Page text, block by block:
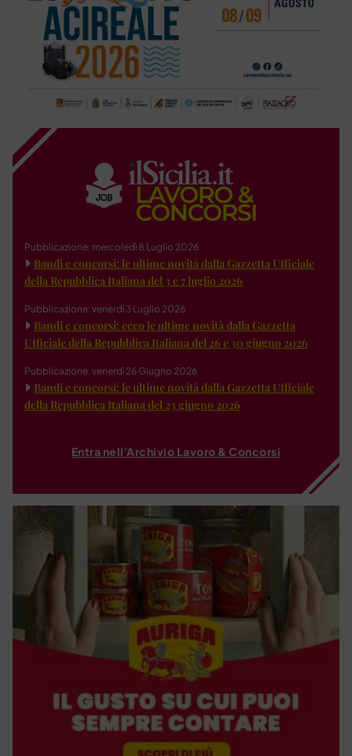
Pubblicazione: mercoledì 8 Luglio 2026
Bandi e concorsi: le ultime novità dalla Gazzetta Ufficiale
della Repubblica Italiana del 3 e 7 luglio 2026
Pubblicazione: venerdì 3 Luglio 2026
Bandi e concorsi: ecco le ultime novità dalla Gazzetta
Ufficiale della Repubblica Italiana del 26 e 30 giugno 2026
Pubblicazione: venerdì 26 Giugno 2026
Bandi e concorsi: le ultime novità dalla Gazzetta Ufficiale
della Repubblica Italiana del 23 giugno 2026
Entra nell'Archivio Lavoro & Concorsi